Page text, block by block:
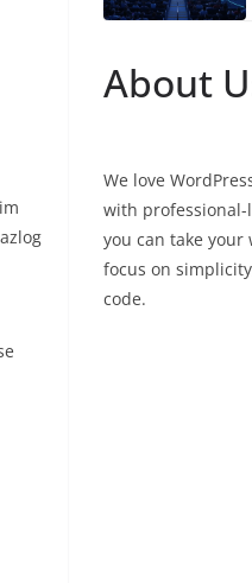
About
We love
with professional-
you can take your
focus on
code.